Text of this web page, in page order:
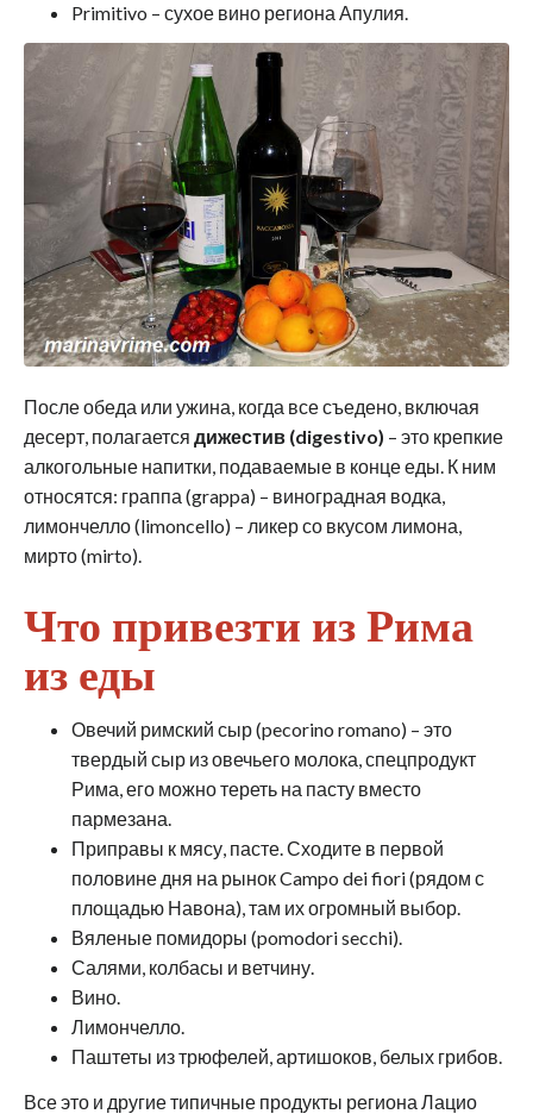
Primitivo – сухое вино региона Апулия.
После обеда или ужина, когда все съедено, включая
десерт, полагается дижестив (digestivo) – это крепкие
алкогольные напитки, подаваемые в конце еды. К ним
относятся: граппа (grappa) – виноградная водка,
лимончелло (limoncello) – ликер со вкусом лимона,
мирто (mirto).
Что привезти из Рима
из еды
Овечий римский сыр (pecorino romano) – это
твердый сыр из овечьего молока, спецпродукт
Рима, его можно тереть на пасту вместо
пармезана.
Приправы к мясу, пасте. Сходите в первой
половине дня на рынок Campo dei fiori (рядом с
площадью Навона), там их огромный выбор.
Вяленые помидоры (pomodori secchi).
Салями, колбасы и ветчину.
Вино.
Лимончелло.
Паштеты из трюфелей, артишоков, белых грибов.
Все это и другие типичные продукты региона Лацио